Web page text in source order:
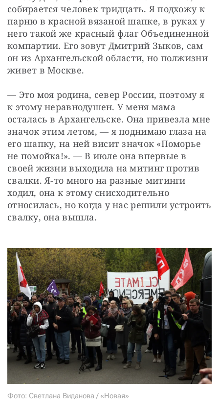
собирается человек тридцать. Я подхожу к
парню в красной вязаной шапке, в руках у
него такой же красный флаг Объединенной
компартии. Его зовут Дмитрий Зыков, сам
он из Архангельской области, но полжизни
живет в Москве.
— Это моя родина, север России, поэтому я
к этому неравнодушен. У меня мама
осталась в Архангельске. Она привезла мне
значок этим летом, — я поднимаю глаза на
его шапку, на ней висит значок «Поморье
не помойка!». — В июле она впервые в
своей жизни выходила на митинг против
свалки. Я-то много на разные митинги
ходил, она к этому снисходительно
относилась, но когда у нас решили устроить
свалку, она вышла.
Фото: Светлана Виданова / «Новая»